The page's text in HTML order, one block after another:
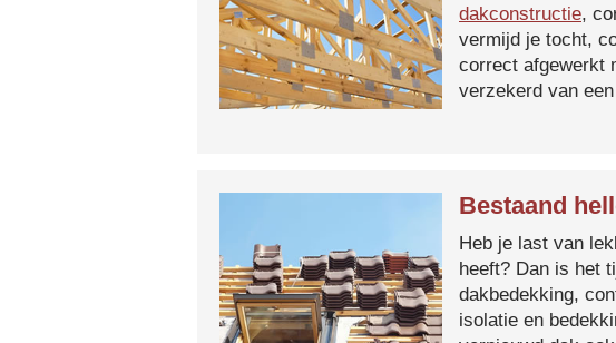
dakconstructie,
vermijd je tocht,
correct afgewerkt
verzekerd van
Bestaand
Heb je last van
heeft? Dan is het
dakbedekking,
isolatie en